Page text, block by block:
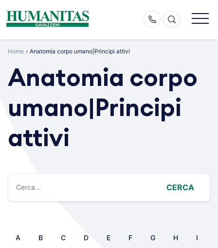
content
Home » Anatomia corpo umano|Principi attivi
Anatomia corpo
umano|Principi
attivi
CERCA
A B C D E F G H I